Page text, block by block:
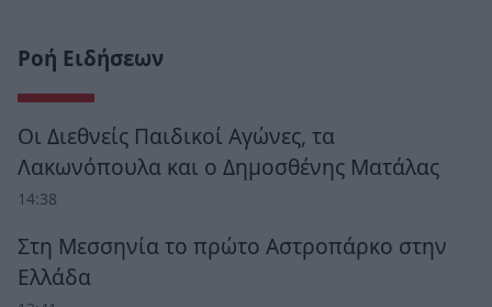
Ροή Ειδήσεων
Οι Διεθνείς Παιδικοί Αγώνες, τα
Λακωνόπουλα και ο Δημοσθένης Ματάλας
14:38
Στη Μεσσηνία το πρώτο Αστροπάρκο στην
Ελλάδα